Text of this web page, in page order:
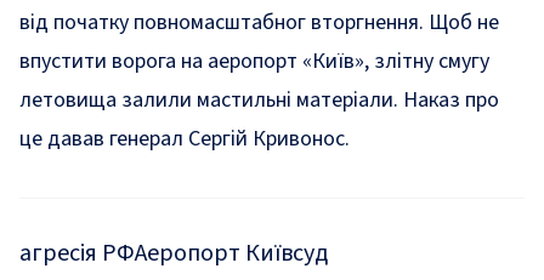
від початку повномасштабног вторгнення. Щоб не
впустити ворога на аеропорт «Київ», злітну смугу
летовища залили мастильні матеріали. Наказ про
це давав генерал Сергій Кривонос.
агресія РФАеропорт Київсуд